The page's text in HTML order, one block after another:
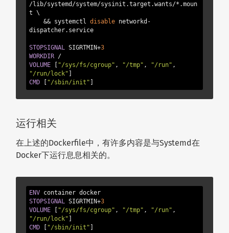
/lib/systemd/system/sysinit.target.wants/*.moun
t \
    && systemctl
disable networkd-
STOPSIGNAL SIGRTMIN+3
WORKDIR
VOLUME
"/sys/fs/cgroup" , "/tmp" , "/run"
"/run/lock"
CMD
"/sbin/init"
运行相关
在上述的Dockerfile中，有许多内容是与Systemd在
Docker下运行息息相关的。
ENV
STOPSIGNAL SIGRTMIN+3
VOLUME
"/sys/fs/cgroup" , "/tmp" , "/run"
"/run/lock"
CMD
"/sbin/init"